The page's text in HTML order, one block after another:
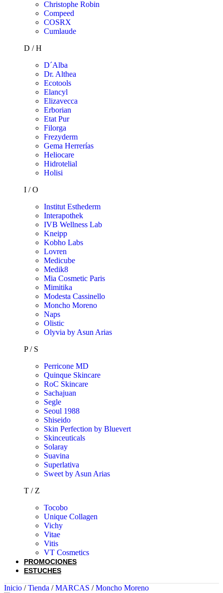
Christophe Robin
Compeed
COSRX
Cumlaude
D / H
D´Alba
Dr. Althea
Ecotools
Elancyl
Elizavecca
Erborian
Etat Pur
Filorga
Frezyderm
Gema Herrerías
Heliocare
Hidrotelial
Holisi
I / O
Institut Esthederm
Interapothek
IVB Wellness Lab
Kneipp
Kobho Labs
Lovren
Medicube
Medik8
Mia Cosmetic Paris
Mimitika
Modesta Cassinello
Moncho Moreno
Naps
Olistic
Olyvia by Asun Arias
P / S
Perricone MD
Quinque Skincare
RoC Skincare
Sachajuan
Segle
Seoul 1988
Shiseido
Skin Perfection by Bluevert
Skinceuticals
Solaray
Suavina
Superlativa
Sweet by Asun Arias
T / Z
Tocobo
Unique Collagen
Vichy
Vitae
Vitis
VT Cosmetics
PROMOCIONES
ESTUCHES
Inicio / Tienda / MARCAS / Moncho Moreno